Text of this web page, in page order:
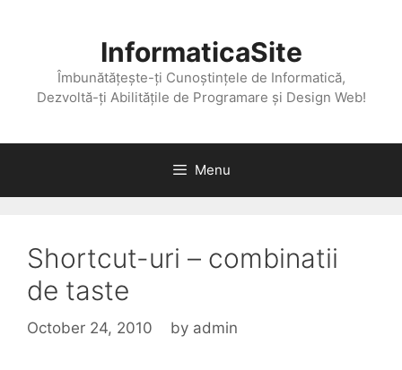
InformaticaSite
Îmbunătățește-ți Cunoștințele de Informatică,
Dezvoltă-ți Abilitățile de Programare și Design Web!
Menu
Shortcut-uri – combinatii
de taste
October 24, 2010 by admin